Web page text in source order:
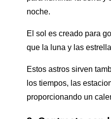
noche.
El sol es creado para
que la luna y las
Estos astros sirven
los tiempos, las
proporcionando un